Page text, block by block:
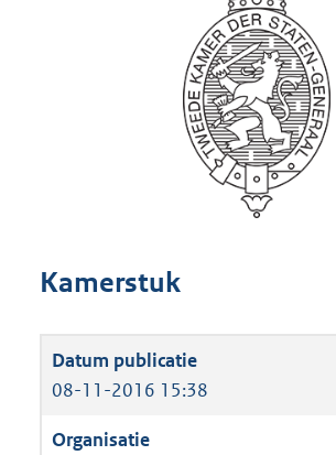
Kamerstuk
08-11-2016 15:38